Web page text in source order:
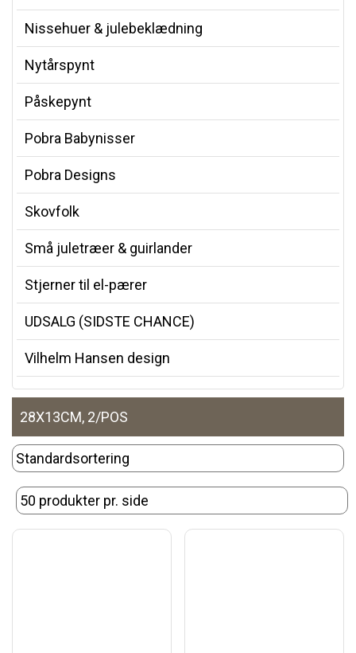
Nissehuer & julebeklædning
Nytårspynt
Påskepynt
Pobra Babynisser
Pobra Designs
Skovfolk
Små juletræer & guirlander
Stjerner til el-pærer
UDSALG (SIDSTE CHANCE)
Vilhelm Hansen design
28X13CM, 2/POS